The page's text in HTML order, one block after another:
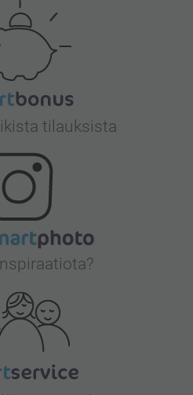
tilauksista